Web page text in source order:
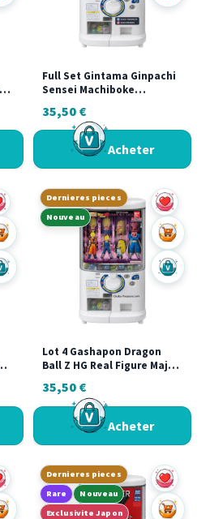
Full Set Gintama Ginpachi
Sensei Machiboke
Complete Rare
35,50 €
Acheter
au panier
sur Vinted
Dernieres pieces
Nouveau
Ajouter
Acheter
Lot 4 Gashapon Dragon
Ball Z HG Real Figure Majin
35,50 €
Acheter
au panier
Dernieres pieces
Rare
Nouveau
Exclusivite Japon
Ajouter